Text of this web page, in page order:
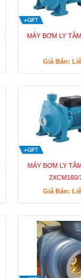
MÁY BƠM LY
Giá Bán:
MÁY BƠM LY
2XCM160/
Giá Bán: